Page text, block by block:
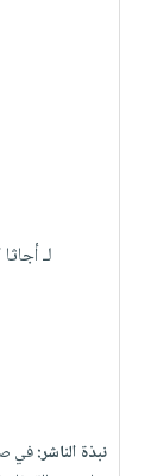
لـ
نبذة الناشر:في